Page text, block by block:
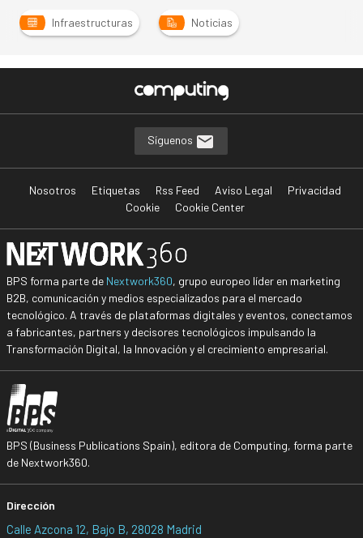
Infraestructuras Noticias
Síguenos
Nosotros Etiquetas Rss Feed Aviso Legal
Privacidad
Cookie
Cookie Center
BPS forma parte de Nextwork360, grupo europeo líder en marketing
B2B, comunicación y medios especializados para el mercado
tecnológico. A través de plataformas digitales y eventos, conectamos
a fabricantes, partners y decisores tecnológicos impulsando la
Transformación Digital, la Innovación y el crecimiento empresarial.
BPS (Business Publications Spain), editora de Computing, forma parte
de Nextwork360.
Dirección
Calle Azcona 12, Bajo B, 28028 Madrid